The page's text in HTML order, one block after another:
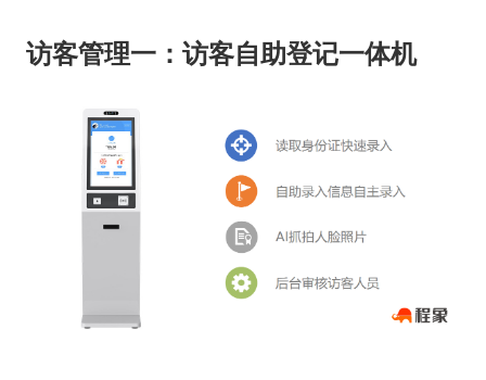
访客管理一：访客自助登记一体机